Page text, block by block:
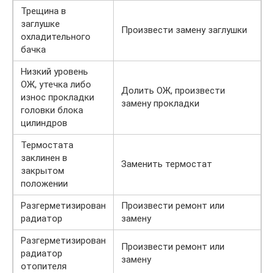
Трещина в
заглушке
охладительного
бачка
Произвести замену заглушки
Низкий уровень
ОЖ, утечка либо
износ прокладки
головки блока
цилиндров
Долить ОЖ, произвести
замену прокладки
Термостата
заклинен в
закрытом
положении
Заменить термостат
Разгерметизирован
радиатор
Произвести ремонт или
замену
Разгерметизирован
радиатор
отопителя
Произвести ремонт или
замену